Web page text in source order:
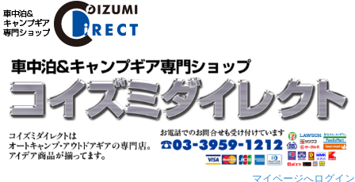
マイページへログイン